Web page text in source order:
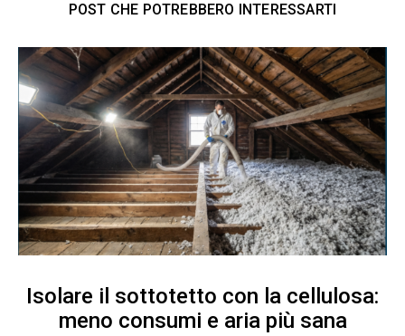
POST CHE POTREBBERO INTERESSARTI
Isolare il sottotetto con la cellulosa:
meno consumi e aria più sana